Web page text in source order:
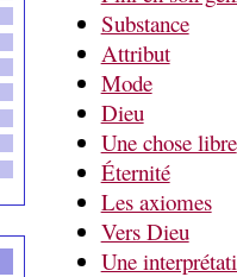
Substance
Attribut
Mode
Dieu
Une chose libre
Éternité
Les axiomes
Vers Dieu
Une